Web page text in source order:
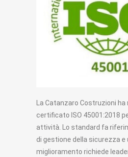
La Catanzaro Costruzioni ha
certificato ISO 45001:2018
attività. Lo standard fa
di gestione della sicurezza e
miglioramento richiede